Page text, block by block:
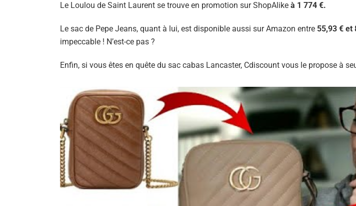
Le Loulou de Saint Laurent se trouve en promotion sur ShopAlike à 1 774 €.
Le sac de Pepe Jeans, quant à lui, est disponible aussi sur Amazon entre 55,93 € et
impeccable ! N’est-ce pas ?
Enfin, si vous êtes en quête du sac cabas Lancaster, Cdiscount vous le propose à